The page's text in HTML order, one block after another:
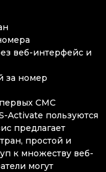
веб-интерфейс и
за номер
первых СМС
Activate пользуются
предлагает
простой и
к множеству веб-
могут